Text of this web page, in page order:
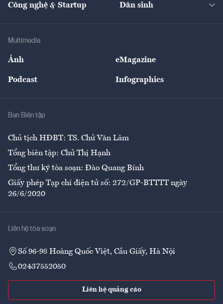
Tư vấn Nông sản
Giải trí
Công nghệ & Startup Dân sinh
Multimedia
Ảnh eMagazine
Podcast Infographics
Ban Biên tập
Chủ tịch HĐBT: TS. Chử Văn Lâm
Tổng biên tập: Chử Thị Hạnh
Tổng thư ký tòa soạn: Đào Quang Bính
Giấy phép Tạp chí điện tử số: 272/GP-BTTTT ngày
26/6/2020
Liên hệ tòa soạn
Số 96-98 Hoàng Quốc Việt, Cầu Giấy, Hà Nội
02437552050
Liên hệ quảng cáo